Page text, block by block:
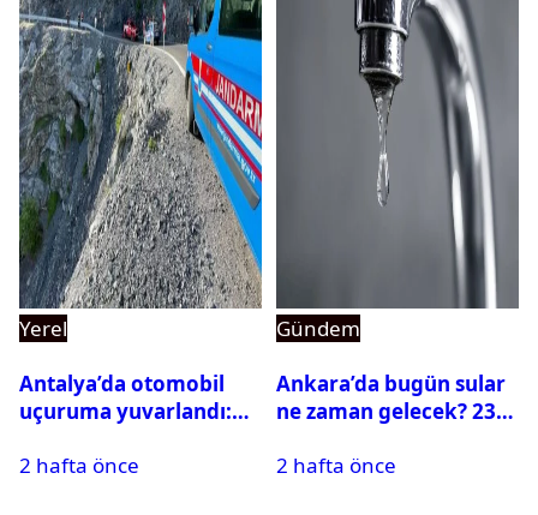
Yerel
Antalya’da otomobil
uçuruma yuvarlandı:
var
2 hafta önce
Gündem
Ankara’da bugün sular
ne zaman gelecek? 23
su kesintisi sorgulama
2 hafta önce